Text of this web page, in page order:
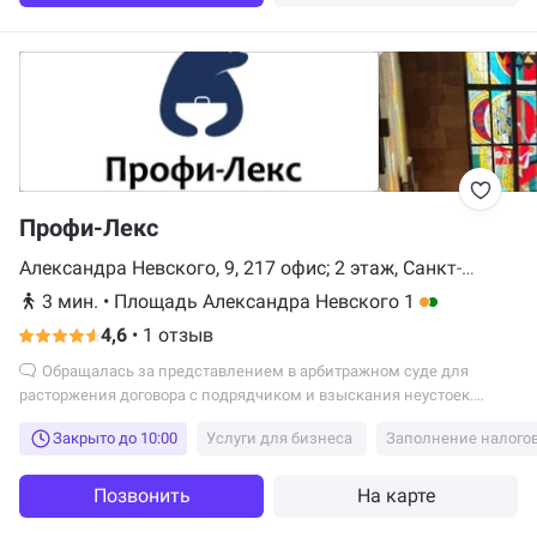
долгов получаю. Спасибо большое!
Профи-Лекс
Александра Невского, 9, 217 офис; 2 этаж, Санкт-
Петербург
3 мин. • Площадь Александра Невского 1
4,6 • 1 отзыв
расторжения договора с подрядчиком и взыскания неустоек.
Закрыто до 10:00
Услуги для бизнеса Заполнение
Позвонить На карте